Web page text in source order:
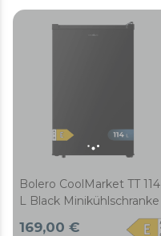
Gefrierschublade und
niedrigem Geräuschpegel.
Bolero CoolMarket TT 114
L Black Minikühlschranke
169,00 €